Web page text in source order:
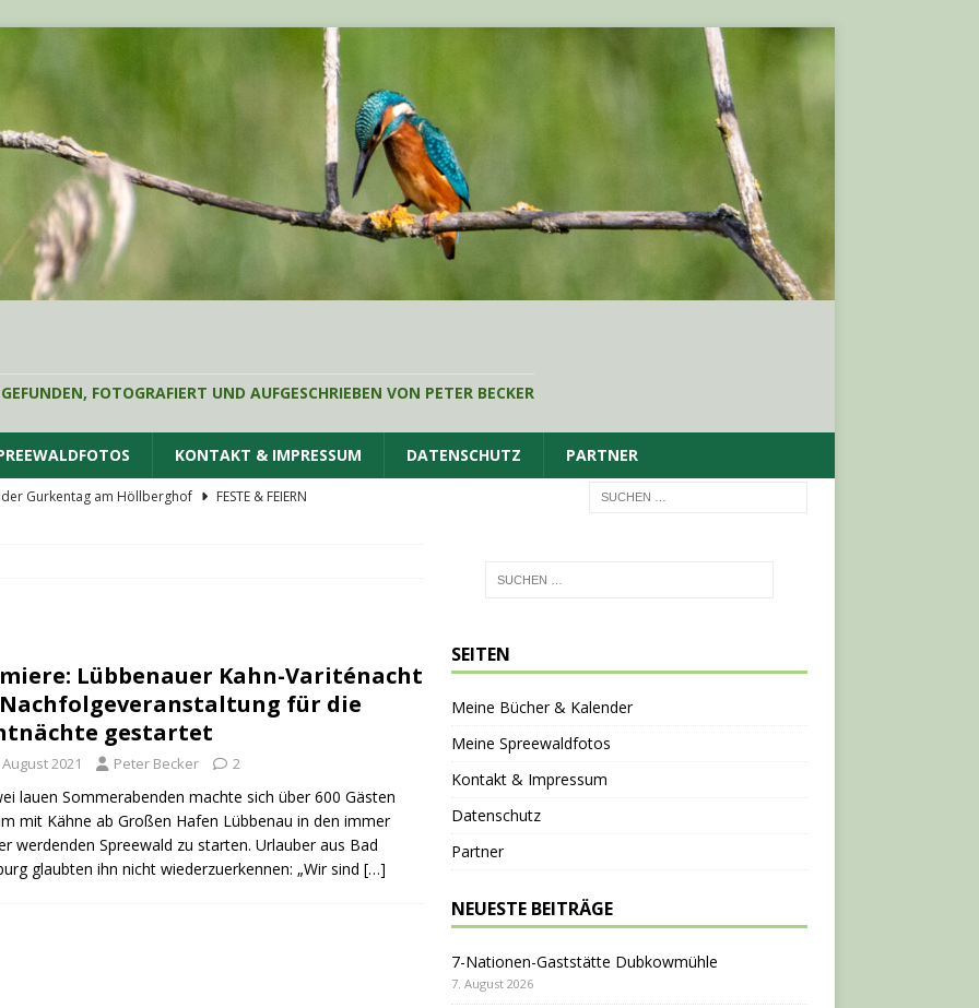
FOTOGRAFIERT UND AUFGESCHRIEBEN VON PETER BECKER
KONTAKT & IMPRESSUM DATENSCHUTZ PARTNER
Gurkentag am Höllberghof
FESTE & FEIERN
Gaststätte Dubkowmühle SPREEWALDTOURISMUS
Lübbenauer Kahn-Variténacht
für die
gestartet
August 2021 Peter Becker 2
lauen Sommerabenden machte sich über 600 Gästen
mit Kähne ab Großen Hafen Lübbenau in den immer
werdenden Spreewald zu starten. Urlauber aus Bad
glaubten ihn nicht wiederzuerkennen: „Wir sind […]
SEITEN
Meine Bücher & Kalender
Meine Spreewaldfotos
Kontakt & Impressum
Datenschutz
Partner
NEUESTE BEITRÄGE
7-Nationen-Gaststätte Dubkowmühle
7. August 2026